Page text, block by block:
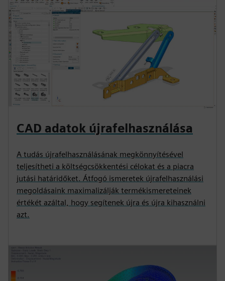
CAD adatok újrafelhasználása
A tudás újrafelhasználásának megkönnyítésével
teljesítheti a költségcsökkentési célokat és a piacra
jutási határidőket. Átfogó ismeretek újrafelhasználási
megoldásaink maximalizálják termékismereteinek
értékét azáltal, hogy segítenek újra és újra kihasználni
azt.